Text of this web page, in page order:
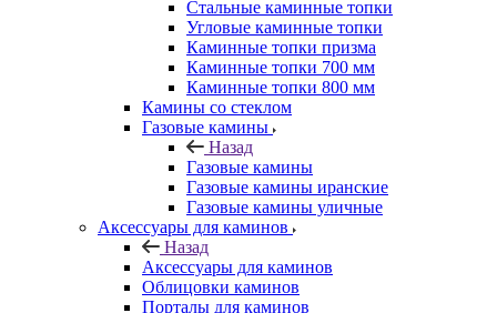
Стальные каминные топки
Угловые каминные топки
Каминные топки призма
Каминные топки 700 мм
Каминные топки 800 мм
Камины со стеклом
Газовые камины
Назад
Газовые камины
Газовые камины иранские
Газовые камины уличные
Аксессуары для каминов
Назад
Аксессуары для каминов
Облицовки каминов
Порталы для каминов